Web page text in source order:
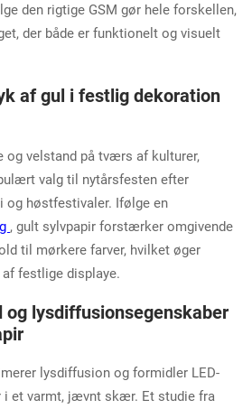
den rigtige GSM gør hele forskellen,
der både er funktionelt og visuelt
af gul i festlig dekoration
og velstand på tværs af kulturer,
valg til nytårsfesten efter
og høstfestivaler. Ifølge en
, gult sylvpapir forstærker omgivende
til mørkere farver, hvilket øger
festlige displaye.
og lysdiffusionsegenskaber
lysdiffusion og formidler LED-
et varmt, jævnt skær. Et studie fra